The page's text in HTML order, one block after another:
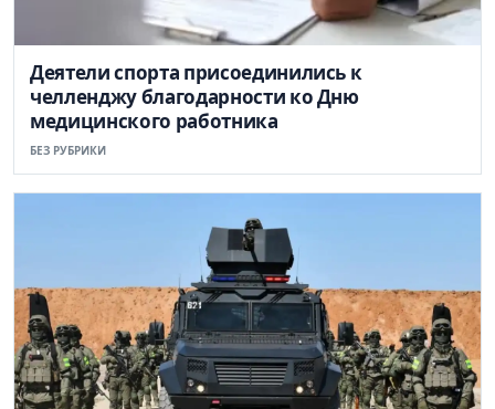
Деятели спорта присоединились к
челленджу благодарности ко Дню
медицинского работника
БЕЗ РУБРИКИ